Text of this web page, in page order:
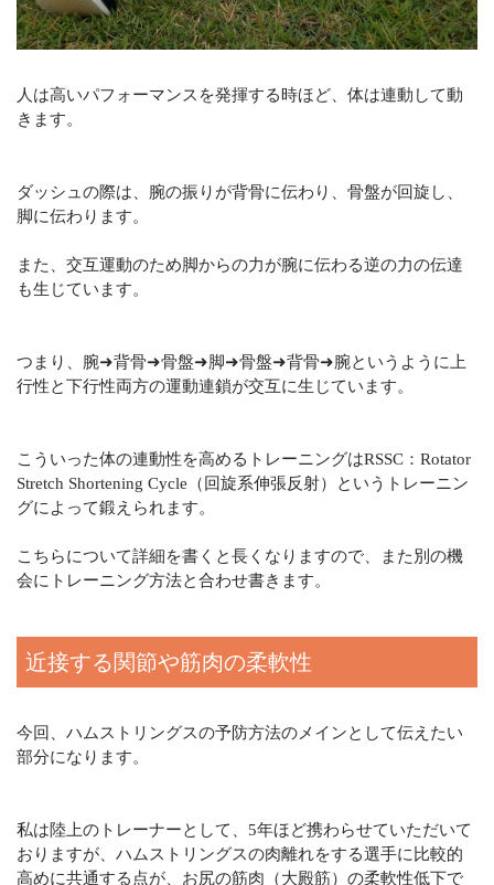
人は高いパフォーマンスを発揮する時ほど、体は連動して動
きます。
ダッシュの際は、腕の振りが背骨に伝わり、骨盤が回旋し、
脚に伝わります。
また、交互運動のため脚からの力が腕に伝わる逆の力の伝達
も生じています。
つまり、腕➜背骨➜骨盤➜脚➜骨盤➜背骨➜腕というように上
行性と下行性両方の運動連鎖が交互に生じています。
こういった体の連動性を高めるトレーニングはRSSC：Rotator
Stretch Shortening Cycle（回旋系伸張反射）というトレーニン
グによって鍛えられます。
こちらについて詳細を書くと長くなりますので、また別の機
会にトレーニング方法と合わせ書きます。
近接する関節や筋肉の柔軟性
今回、ハムストリングスの予防方法のメインとして伝えたい
部分になります。
私は陸上のトレーナーとして、5年ほど携わらせていただいて
おりますが、ハムストリングスの肉離れをする選手に比較的
高めに共通する点が、お尻の筋肉（大殿筋）の柔軟性低下で